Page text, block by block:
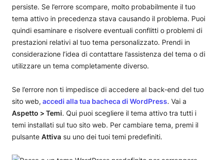
persiste. Se l’errore scompare, molto probabilmente il tuo
tema attivo in precedenza stava causando il problema. Puoi
quindi esaminare e risolvere eventuali conflitti o problemi di
prestazioni relativi al tuo tema personalizzato. Prendi in
considerazione l’idea di contattare l’assistenza del tema o di
utilizzare un tema completamente diverso.
Se l’errore non ti impedisce di accedere al back-end del tuo
sito web, accedi alla tua bacheca di WordPress. Vai a
Aspetto > Temi. Qui puoi scegliere il tema attivo tra tutti i
temi installati sul tuo sito web. Per cambiare tema, premi il
pulsante Attiva su uno dei tuoi temi predefiniti.